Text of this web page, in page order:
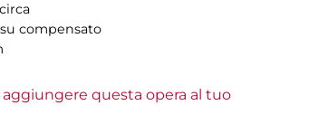
compensato
questa opera al tuo